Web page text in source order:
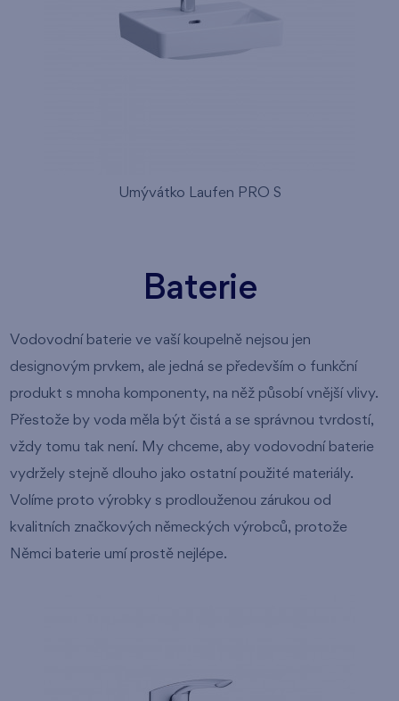
Umývátko Laufen PRO S
Baterie
Vodovodní baterie ve vaší koupelně nejsou jen
designovým prvkem, ale jedná se především o funkční
produkt s mnoha komponenty, na něž působí vnější vlivy.
Přestože by voda měla být čistá a se správnou tvrdostí,
vždy tomu tak není. My chceme, aby vodovodní baterie
vydržely stejně dlouho jako ostatní použité materiály.
Volíme proto výrobky s prodlouženou zárukou od
kvalitních značkových německých výrobců, protože
Němci baterie umí prostě nejlépe.